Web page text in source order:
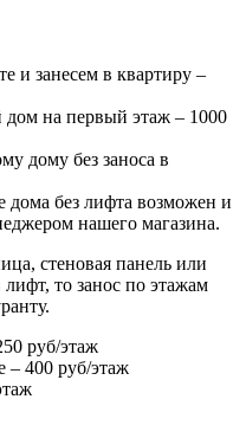
и занесем в квартиру –
дом на первый этаж – 1000
дому без заноса в
без лифта возможен и
нашего магазина.
стеновая панель или
то занос по этажам
руб/этаж
– 400 руб/этаж